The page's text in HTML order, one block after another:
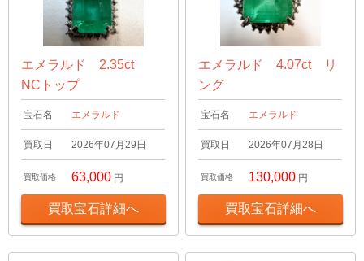
エメラルド 2.35ct
NCトップ
宝石名 エメラルド
買取日 2026年07月29日
買取価格 63,000 円
買取宝石詳細へ
エメラルド 4.07ct リ
ング
宝石名 エメラルド
買取日 2026年07月28日
買取価格 130,000 円
買取宝石詳細へ